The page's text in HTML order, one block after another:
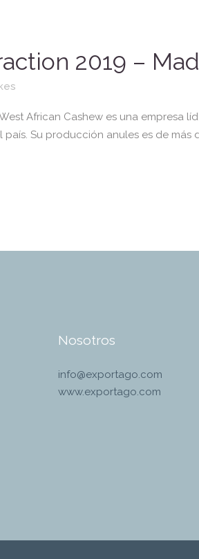
2019 –
African Cashew es una empresa
Su producción anules es de más
Nosotros
info@exportago.com
www.exportago.com